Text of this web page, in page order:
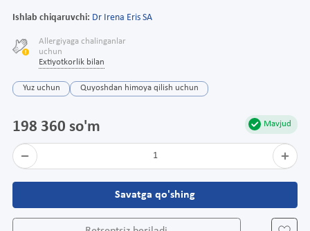
Ishlab chiqaruvchi: Dr Irena Eris SA
Allergiyaga chalinganlar
uchun
Extiyotkorlik bilan
Yuz uchun Quyoshdan himoya qilish uchun
Mavjud
198 360 so'm
1
Savatga qo'shing